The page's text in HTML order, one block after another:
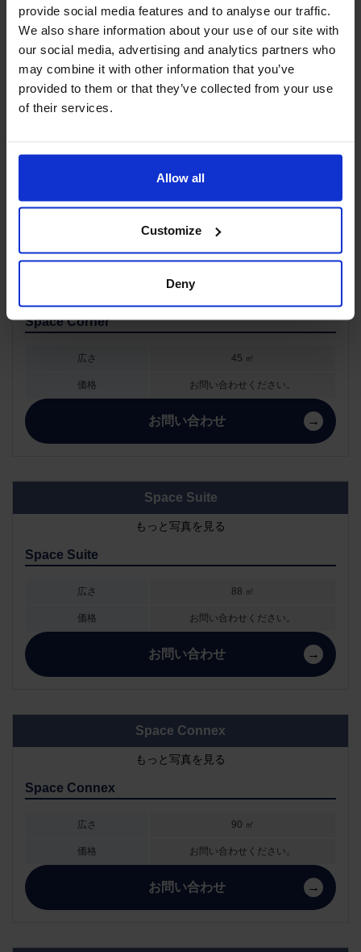
provide social media features and to analyse our traffic.
We also share information about your use of our site with
our social media, advertising and analytics partners who
may combine it with other information that you’ve
provided to them or that they’ve collected from your use
of their services.
Allow all
Customize
Deny
Space Premium Onsen
もっと写真を見る
Space Premium Onsen
価格 お問い合わせください。
Space Corner
もっと写真を見る
Space Corner
広さ 45 ㎡
価格 お問い合わせください。
お問い合わせ
Space Suite
もっと写真を見る
Space Suite
広さ 88 ㎡
価格 お問い合わせください。
お問い合わせ
Space Connex
もっと写真を見る
Space Connex
広さ 90 ㎡
価格 お問い合わせください。
お問い合わせ